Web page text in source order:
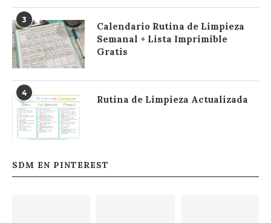
3
Calendario Rutina de Limpieza
Semanal + Lista Imprimible
Gratis
4
Rutina de Limpieza Actualizada
SDM EN PINTEREST